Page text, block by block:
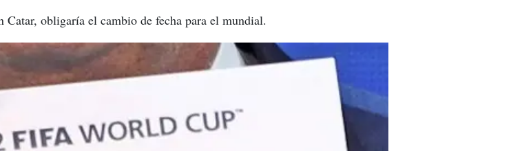
obligaría el cambio de fecha para el mundial.